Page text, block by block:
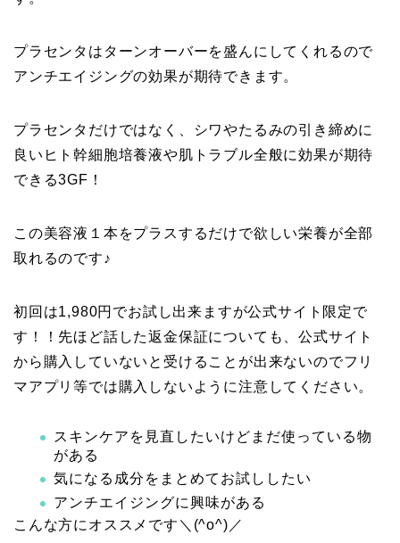
プラセンタはターンオーバーを盛んにしてくれるので
アンチエイジングの効果が期待できます。
プラセンタだけではなく、シワやたるみの引き締めに
良いヒト幹細胞培養液や肌トラブル全般に効果が期待
できる3GF！
この美容液１本をプラスするだけで欲しい栄養が全部
取れるのです♪
初回は1,980円でお試し出来ますが公式サイト限定で
す！！先ほど話した返金保証についても、公式サイト
から購入していないと受けることが出来ないのでフリ
マアプリ等では購入しないように注意してください。
スキンケアを見直したいけどまだ使っている物
がある
気になる成分をまとめてお試ししたい
アンチエイジングに興味がある
こんな方にオススメです＼(^o^)／